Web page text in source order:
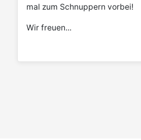
mal zum Schnuppern vorbei!
Wir freuen...